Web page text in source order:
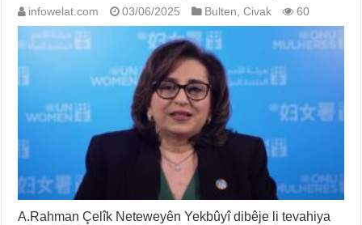
infowelat.com 03/06/2025 Bulten ,Civak 60
A.Rahman Çelîk Neteweyên Yekbûyî dibêje li tevahiya